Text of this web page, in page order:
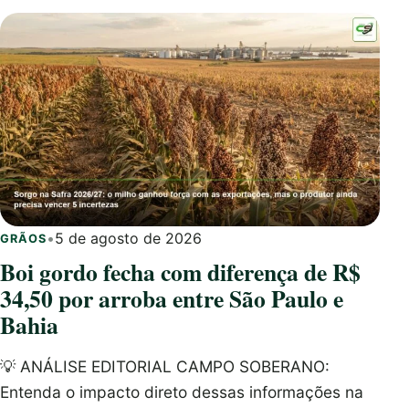
GRÃOS •5 de agosto de 2026
Boi gordo fecha com diferença de R$
34,50 por arroba entre São Paulo e
Bahia
💡 ANÁLISE EDITORIAL CAMPO SOBERANO:
Entenda o impacto direto dessas informações na